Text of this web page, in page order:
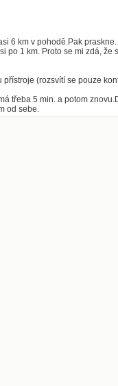
6 km v pohodě.Pak
po 1 km. Proto se mi zdá,
přístroje (rozsvítí se pouze
třeba 5 min. a potom
od sebe.